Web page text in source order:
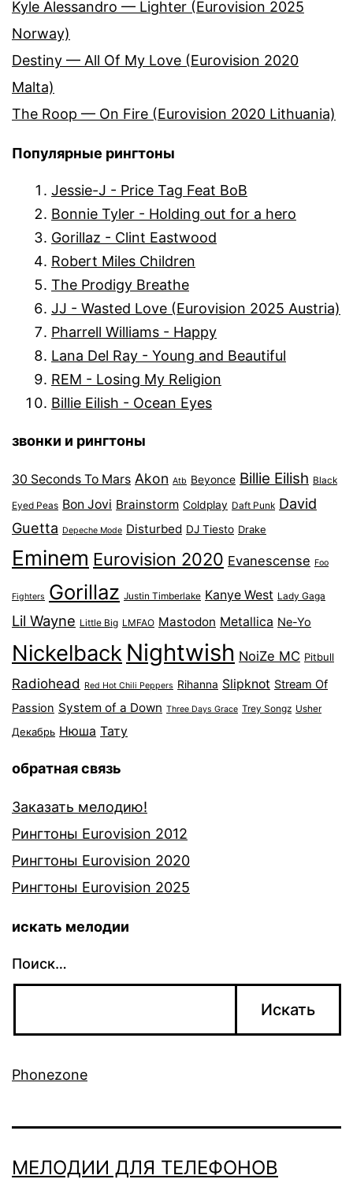
Kyle Alessandro — Lighter (Eurovision 2025
Norway)
Destiny — All Of My Love (Eurovision 2020
Malta)
The Roop — On Fire (Eurovision 2020 Lithuania)
Популярные рингтоны
Jessie-J - Price Tag Feat BoB
Bonnie Tyler - Holding out for a hero
Gorillaz - Clint Eastwood
Robert Miles Children
The Prodigy Breathe
JJ - Wasted Love (Eurovision 2025 Austria)
Pharrell Williams - Happy
Lana Del Ray - Young and Beautiful
REM - Losing My Religion
Billie Eilish - Ocean Eyes
звонки и рингтоны
30 Seconds To Mars Akon Atb Beyonce Billie Eilish Black
Eyed Peas Bon Jovi Brainstorm Coldplay Daft Punk David
Guetta Depeche Mode Disturbed DJ Tiesto Drake
Eminem Eurovision 2020 Evanescense Foo
Fighters Gorillaz Justin Timberlake Kanye West Lady Gaga
Lil Wayne Little Big LMFAO Mastodon Metallica Ne-Yo
Nickelback Nightwish NoiZe MC Pitbull
Radiohead Red Hot Chili Peppers Rihanna Slipknot Stream Of
Passion System of a Down Three Days Grace Trey Songz Usher
Декабрь Нюша Тату
обратная связь
Заказать мелодию!
Рингтоны Eurovision 2012
Рингтоны Eurovision 2020
Рингтоны Eurovision 2025
искать мелодии
Поиск…
Phonezone
МЕЛОДИИ ДЛЯ ТЕЛЕФОНОВ